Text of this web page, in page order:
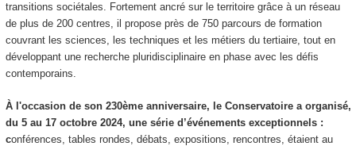
transitions sociétales. Fortement ancré sur le territoire grâce à un réseau
de plus de 200 centres, il propose près de 750 parcours de formation
couvrant les sciences, les techniques et les métiers du tertiaire, tout en
développant une recherche pluridisciplinaire en phase avec les défis
contemporains.
À l'occasion de son 230èmeanniversaire, le Conservatoire a organisé,
du 5 au 17 octobre 2024, une série d’événements exceptionnels :
conférences, tables rondes, débats, expositions, rencontres, étaient au